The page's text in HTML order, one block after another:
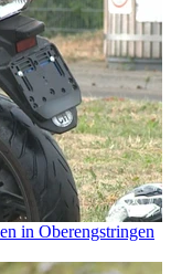
in Oberengstringen